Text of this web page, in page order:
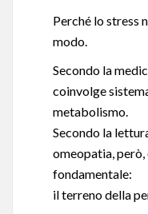
Perché lo stress
modo.
Secondo la
coinvolge
metabolismo.
Secondo la
omeopatia,
fondamentale:
il terreno della